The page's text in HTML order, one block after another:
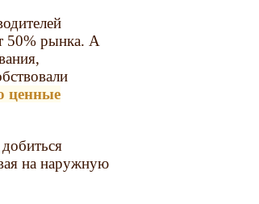
50% рынка. А
ценные
на наружную